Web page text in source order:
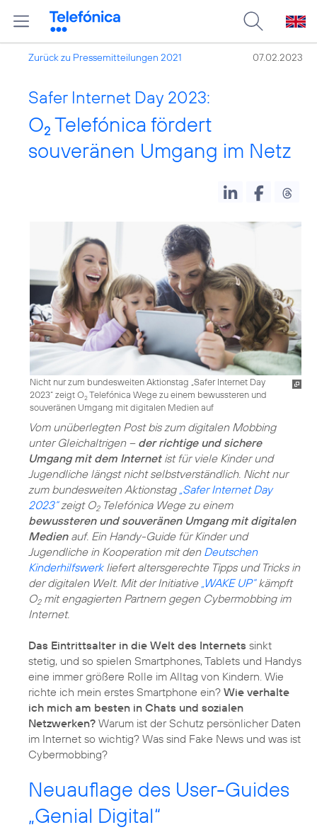
Zurück zu Pressemitteilungen 2021 07.02.2023
Safer Internet Day 2023:
O2 Telefónica fördert
souveränen Umgang im Netz
Nicht nur zum bundesweiten Aktionstag „Safer Internet Day
2023“ zeigt O2Telefónica Wege zu einem bewussteren und
souveränen Umgang mit digitalen Medien auf
Vom unüberlegten Post bis zum digitalen Mobbing
unter Gleichaltrigen – der richtige und sichere
Umgang mit dem Internetist für viele Kinder und
Jugendliche längst nicht selbstverständlich. Nicht nur
zum bundesweiten Aktionstag „Safer Internet Day
2023“zeigt O2Telefónica Wege zu einem
bewussteren und souveränen Umgang mit digitalen
Medienauf. Ein Handy-Guide für Kinder und
Jugendliche in Kooperation mit den Deutschen
Kinderhilfswerkliefert altersgerechte Tipps und Tricks in
der digitalen Welt. Mit der Initiative „WAKE UP“kämpft
O2mit engagierten Partnern gegen Cybermobbing im
Internet.
Das Eintrittsalter in die Welt des Internets sinkt
stetig, und so spielen Smartphones, Tablets und Handys
eine immer größere Rolle im Alltag von Kindern. Wie
richte ich mein erstes Smartphone ein? Wie verhalte
ich mich am besten in Chats und sozialen
Netzwerken? Warum ist der Schutz persönlicher Daten
im Internet so wichtig? Was sind Fake News und was ist
Cybermobbing?
Neuauflage des User-Guides
„Genial Digital“